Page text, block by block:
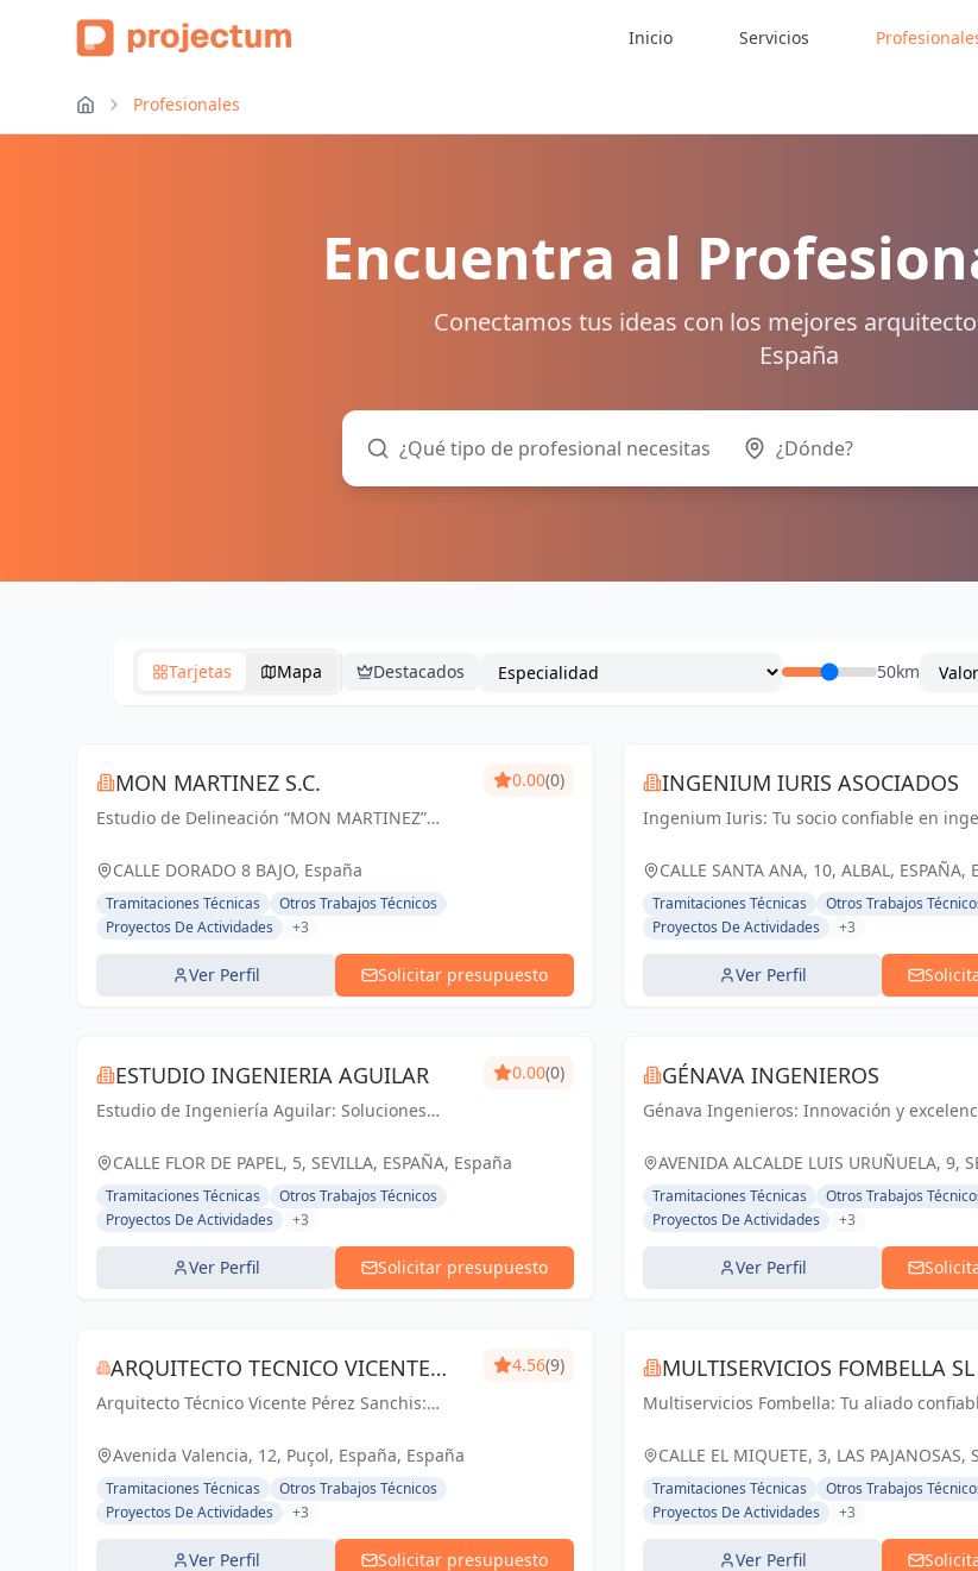
Inicio Servicios
Profesionales
Encuentra al
Conectamos tus ideas con los mejores
España
Tarjetas Mapa Destacados 50km
MON MARTINEZ S.C.
Estudio de Delineación “MON MARTINEZ”
25 años de experiencia. Entendemos nuestro
trabajo, como parte importante de un trabajo...
0.00(0)
CALLE DORADO 8 BAJO, España
Tramitaciones Técnicas
Otros Trabajos Técnicos
Proyectos De Actividades
+3
Ver Perfil Solicitar presupuesto
INGENIUM IURIS ASOCIADOS
Ingenium Iuris: Tu socio confiable en
profesionales para proyectos exitosos.
CALLE SANTA ANA, 10, ALBAL, ESPAÑA,
Tramitaciones Técnicas
Otros Trabajos
Proyectos De Actividades
+3
Ver Perfil
ESTUDIO INGENIERIA AGUILAR
Estudio de Ingeniería Aguilar: Soluciones
Sevilla. Tu proyecto, nuestra pasión.
0.00(0)
CALLE FLOR DE PAPEL, 5, SEVILLA, ESPAÑA, España
Tramitaciones Técnicas
Otros Trabajos Técnicos
Proyectos De Actividades
+3
Ver Perfil Solicitar presupuesto
GÉNAVA INGENIEROS
Génava Ingenieros: Innovación y
Andalucía
AVENIDA ALCALDE LUIS URUÑUELA, 9,
España
Tramitaciones Técnicas
Otros Trabajos
Proyectos De Actividades
+3
Ver Perfil
ARQUITECTO TECNICO VICENTE
PÉREZ SANCHIS
Arquitecto Técnico Vicente Pérez Sanchis:
ideas en realidad.
4.56(9)
Avenida Valencia, 12, Puçol, España, España
Tramitaciones Técnicas
Otros Trabajos Técnicos
Proyectos De Actividades
+3
Ver Perfil Solicitar presupuesto
MULTISERVICIOS FOMBELLA SL
Multiservicios Fombella: Tu aliado
sólidas para un futuro construido con
CALLE EL MIQUETE, 3, LAS PAJANOSAS,
España
Tramitaciones Técnicas
Otros Trabajos
Proyectos De Actividades
+3
Ver Perfil